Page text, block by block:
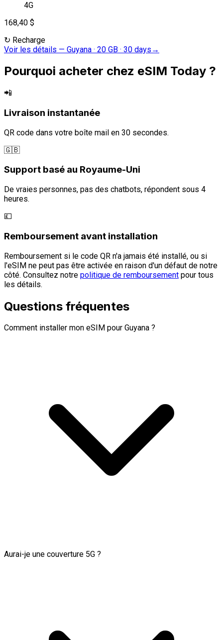
4G
168,40 $
↻ Recharge
Voir les détails — Guyana · 20 GB · 30 days →
Pourquoi acheter chez eSIM Today ?
📲
Livraison instantanée
QR code dans votre boîte mail en 30 secondes.
🇬🇧
Support basé au Royaume-Uni
De vraies personnes, pas des chatbots, répondent sous 4
heures.
💷
Remboursement avant installation
Remboursement si le code QR n'a jamais été installé, ou si
l'eSIM ne peut pas être activée en raison d'un défaut de notre
côté. Consultez notre politique de remboursement pour tous
les détails.
Questions fréquentes
Comment installer mon eSIM pour Guyana ?
Aurai-je une couverture 5G ?